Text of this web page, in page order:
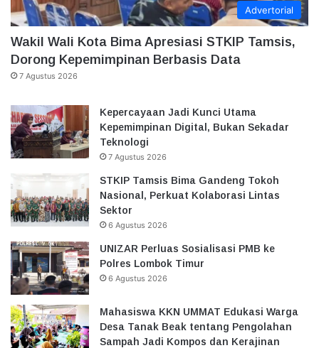
Advertorial
Wakil Wali Kota Bima Apresiasi STKIP Tamsis,
Dorong Kepemimpinan Berbasis Data
7 Agustus 2026
Kepercayaan Jadi Kunci Utama
Kepemimpinan Digital, Bukan Sekadar
Teknologi
7 Agustus 2026
STKIP Tamsis Bima Gandeng Tokoh
Nasional, Perkuat Kolaborasi Lintas
Sektor
6 Agustus 2026
UNIZAR Perluas Sosialisasi PMB ke
Polres Lombok Timur
6 Agustus 2026
Mahasiswa KKN UMMAT Edukasi Warga
Desa Tanak Beak tentang Pengolahan
Sampah Jadi Kompos dan Kerajinan